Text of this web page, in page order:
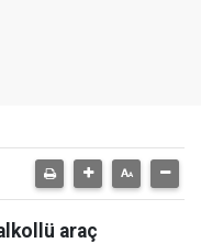
araç